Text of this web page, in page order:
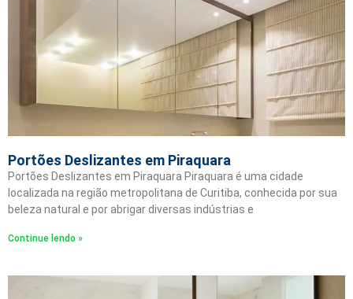
Portões Deslizantes em Piraquara
Portões Deslizantes em Piraquara Piraquara é uma cidade
localizada na região metropolitana de Curitiba, conhecida por sua
beleza natural e por abrigar diversas indústrias e
Continue lendo »